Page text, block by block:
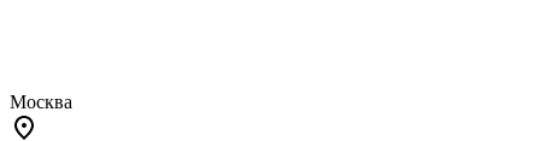
Москва